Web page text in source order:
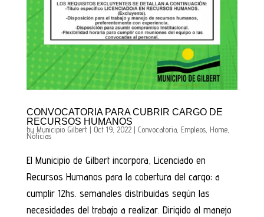
CONVOCATORIA PARA CUBRIR CARGO DE
RECURSOS HUMANOS
by Municipio Gilbert| Oct 19, 2022| Convocatoria, Empleos, Home,
Noticias
El Municipio de Gilbert incorpora, Licenciado en
Recursos Humanos para la cobertura del cargo; a
cumplir 12hs. semanales distribuidas según las
necesidades del trabajo a realizar. Dirigido al manejo